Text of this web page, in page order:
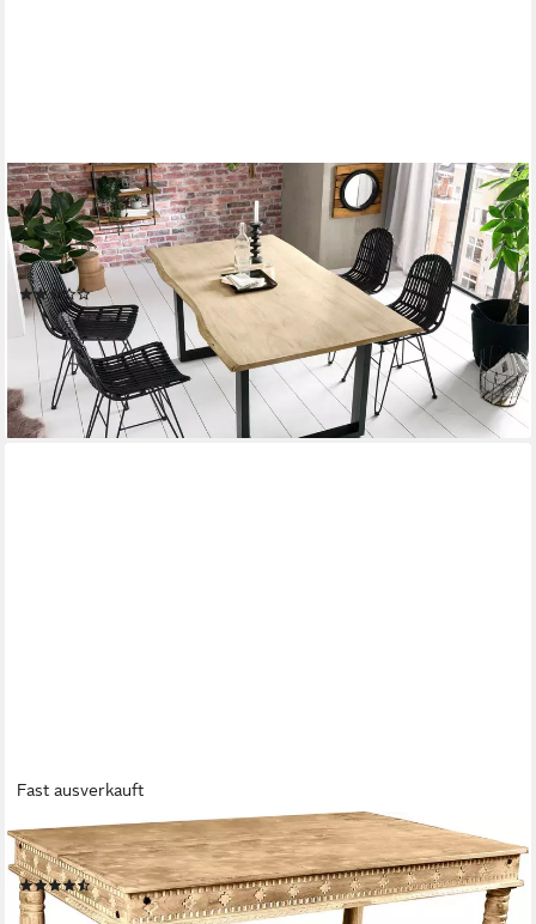
SIT
Esstisch Rom Akazie Massivholz Baumkantentisch mit Stahl-
Kufengestell, Hell gekälkte Akazie mit Baumkante wie gewachsen
& Unikat
(6)
ab 419,01 € UVP925,80 €
lieferbar - in 7-9 Werktagen bei dir
Fast ausverkauft
SIT
Esstisch Lakadee, mit detailreichen Schnitzereien
(4)
577,95 € UVP836,00 €